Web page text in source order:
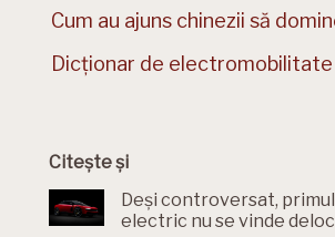
Cum au ajuns chinezii să
Dicționar de electromobilitate
Citește și
Deși controversat,
electric nu se vinde